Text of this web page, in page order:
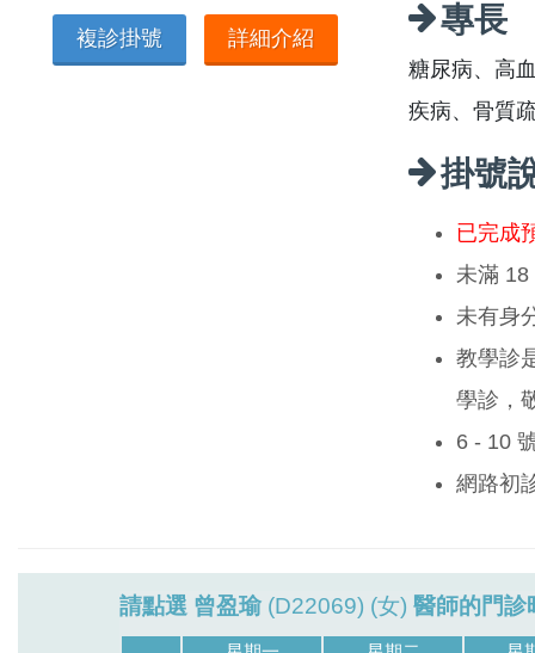
複診掛號 詳細介紹 專長
糖尿病、高
疾病、骨質
掛號
已完成
未滿 18
未有身
教學診
學診，
6 - 10
網路初